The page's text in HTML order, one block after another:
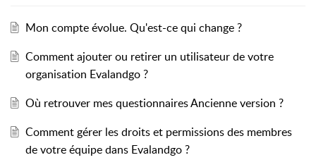
Mon compte évolue. Qu'est-ce qui change ?
Comment ajouter ou retirer un utilisateur de votre
organisation Evalandgo ?
Où retrouver mes questionnaires Ancienne version ?
Comment gérer les droits et permissions des membres
de votre équipe dans Evalandgo ?